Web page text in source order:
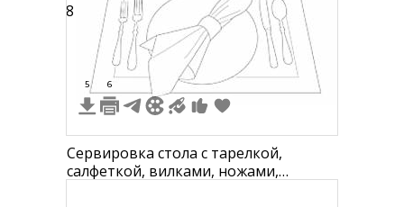
28
5 6
Сервировка стола с тарелкой,
салфеткой, вилками, ножами,